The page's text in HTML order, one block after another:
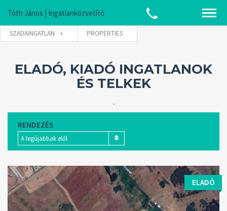
Tóth János | Ingatlanközvetítő
SZADAINGATLAN PROPERTIES
ELADÓ, KIADÓ INGATLANOK
ÉS TELKEK
.
RENDEZÉS
A legújabbak elől
ELADÓ